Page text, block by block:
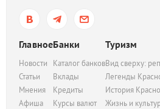
Главное
Новости
Статьи
Мнения
Афиша
Банки
Каталог банков
Вклады
Кредиты
Курсы валют
Туризм
Вид сверху:
Легенды
История
Жизнь и